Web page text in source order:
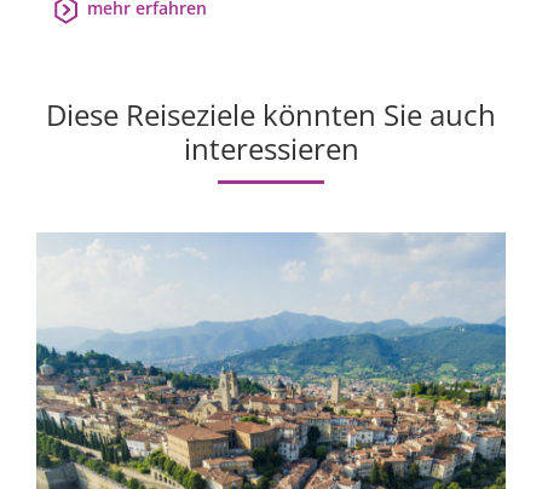
mehr erfahren
Diese Reiseziele könnten Sie auch
interessieren